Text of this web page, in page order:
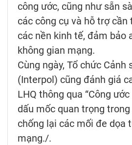
công ước, cũng như sẵn
các công cụ và hỗ trợ cần
các nền kinh tế, đảm bảo
không gian mạng.
Cùng ngày, Tổ chức Cảnh
(Interpol) cũng đánh giá
LHQ thông qua “Công
dấu mốc quan trọng
chống lại các mối đe dọa
mạng./.